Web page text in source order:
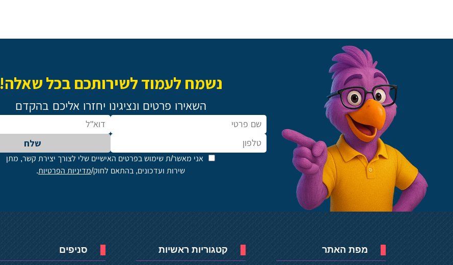
נשמח לעמוד לשירותכם בכל שאלה!
השאירו פרטים ונציגינו יחזרו אליכם בהקדם
שלח
אני מאשר/ת שימוש בפרטים האישיים שלי לצורך יצירת קשר, מתן
שירות ועדכונים, בהתאם לחוק/מדיניות הפרטיות.
מפת האתר קטגוריות ראשיות סניפים